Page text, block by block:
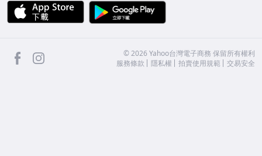
APP Store
facebook ©2026 Yahoo台灣電子商務 保留所有權利
服務條款
隱私權 拍賣使用規範 交易安全